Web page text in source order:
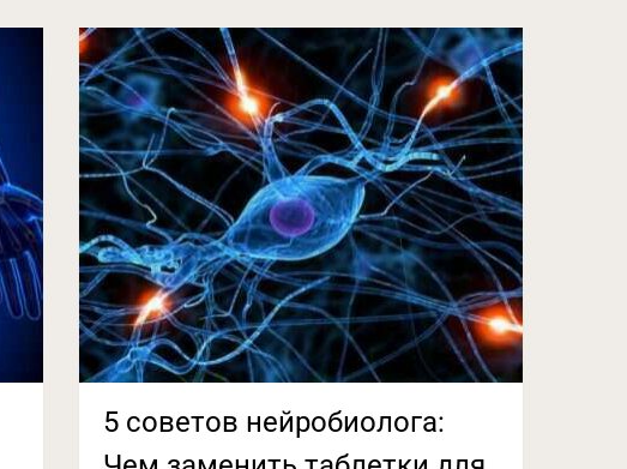
5 советов нейробиолога: